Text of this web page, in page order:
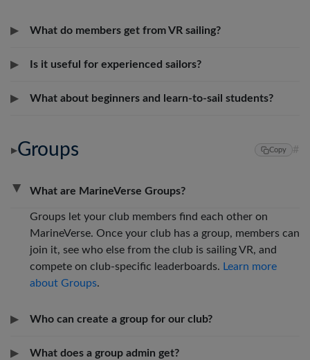
▶ What do members get from VR sailing?
▶ Is it useful for experienced sailors?
▶ What about beginners and learn-to-sail students?
▶Groups Copy #
▶ What are MarineVerse Groups?
Groups let your club members find each other on
MarineVerse. Once your club has a group, members can
join it, see who else from the club is sailing VR, and
compete on club-specific leaderboards. Learn more
about Groups.
▶ Who can create a group for our club?
▶ What does a group admin get?